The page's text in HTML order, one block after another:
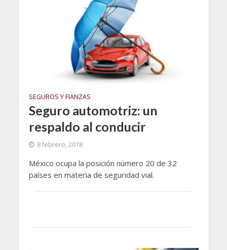
SEGUROS Y FIANZAS
Seguro automotriz: un
respaldo al conducir
8 febrero, 2018
México ocupa la posición número 20 de 32
países en materia de seguridad vial.